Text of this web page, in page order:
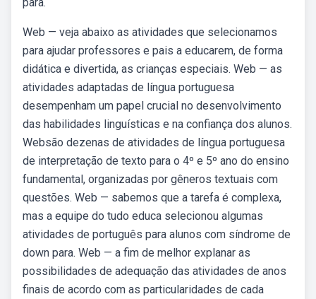
Web — veja abaixo as atividades que selecionamos
para ajudar professores e pais a educarem, de forma
didática e divertida, as crianças especiais. Web — as
atividades adaptadas de língua portuguesa
desempenham um papel crucial no desenvolvimento
das habilidades linguísticas e na confiança dos alunos.
Websão dezenas de atividades de língua portuguesa
de interpretação de texto para o 4º e 5º ano do ensino
fundamental, organizadas por gêneros textuais com
questões. Web — sabemos que a tarefa é complexa,
mas a equipe do tudo educa selecionou algumas
atividades de português para alunos com síndrome de
down para. Web — a fim de melhor explanar as
possibilidades de adequação das atividades de anos
finais de acordo com as particularidades de cada